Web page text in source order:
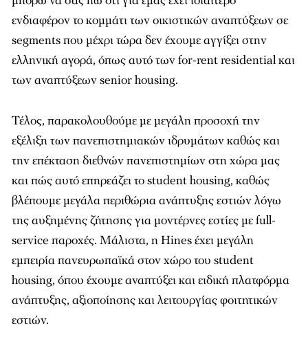
ενδιαφέρον το κοµµάτι των οικιστικών αναπτύξεων σε
segments που µέχρι τώρα δεν έχουµε αγγίξει στην
ελληνική αγορά, όπως αυτό των for-rent residential και
των αναπτύξεων senior housing.
Τέλος, παρακολουθούµε µε µεγάλη προσοχή την
εξέλιξη των πανεπιστηµιακών ιδρυµάτων καθώς και
την επέκταση διεθνών πανεπιστηµίων στη χώρα µας
και πώς αυτό επηρεάζει το student housing, καθώς
βλέπουµε µεγάλα περιθώρια ανάπτυξης εστιών λόγω
της αυξηµένης ζήτησης για µοντέρνες εστίες µε full-
service παροχές. Μάλιστα, η Hines έχει µεγάλη
εµπειρία πανευρωπαϊκά στον χώρο του student
housing, όπου έχουµε αναπτύξει και ειδική πλατφόρµα
ανάπτυξης, αξιοποίησης και λειτουργίας φοιτητικών
εστιών.